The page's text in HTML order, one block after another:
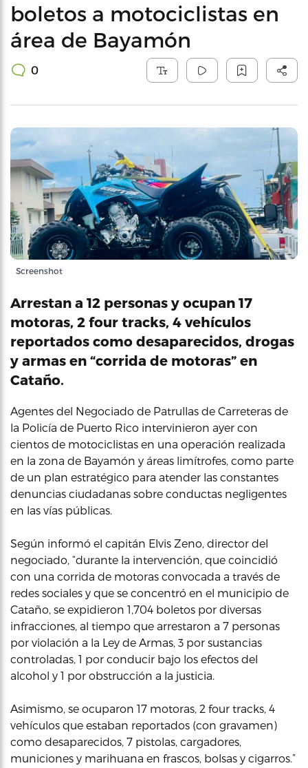
boletos a motociclistas en
área de Bayamón
0
Screenshot
Arrestan a 12 personas y ocupan 17
motoras, 2 four tracks, 4 vehículos
reportados como desaparecidos, drogas
y armas en “corrida de motoras” en
Cataño.
Agentes del Negociado de Patrullas de Carreteras de
la Policía de Puerto Rico intervinieron ayer con
cientos de motociclistas en una operación realizada
en la zona de Bayamón y áreas limítrofes, como parte
de un plan estratégico para atender las constantes
denuncias ciudadanas sobre conductas negligentes
en las vías públicas.
Según informó el capitán Elvis Zeno, director del
negociado, “durante la intervención, que coincidió
con una corrida de motoras convocada a través de
redes sociales y que se concentró en el municipio de
Cataño, se expidieron 1,704 boletos por diversas
infracciones, al tiempo que arrestaron a 7 personas
por violación a la Ley de Armas, 3 por sustancias
controladas, 1 por conducir bajo los efectos del
alcohol y 1 por obstrucción a la justicia.
Asimismo, se ocuparon 17 motoras, 2 four tracks, 4
vehículos que estaban reportados (con gravamen)
como desaparecidos, 7 pistolas, cargadores,
municiones y marihuana en frascos, bolsas y cigarros.”